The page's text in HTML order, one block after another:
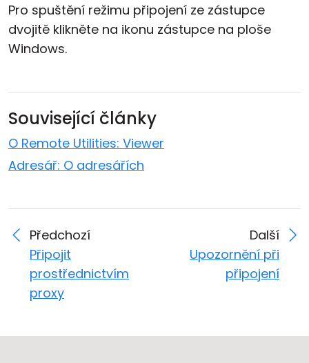
Pro spuštění režimu připojení ze zástupce
dvojitě klikněte na ikonu zástupce na ploše
Windows.
Související články
O Remote Utilities: Viewer
Adresář: O adresářích
Předchozí
Připojit
prostřednictvím
proxy
Další
Upozornění při
připojení